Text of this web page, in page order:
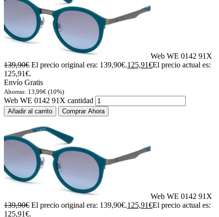
Web WE 0142 91X
139,90€ El precio original era: 139,90€.125,91€El precio actual es:
125,91€.
Envío Gratis
Ahorras: 13,99€ (10%)
Web WE 0142 91X cantidad
Añadir al carrito Comprar Ahora
Web WE 0142 91X
139,90€ El precio original era: 139,90€.125,91€El precio actual es:
125,91€.